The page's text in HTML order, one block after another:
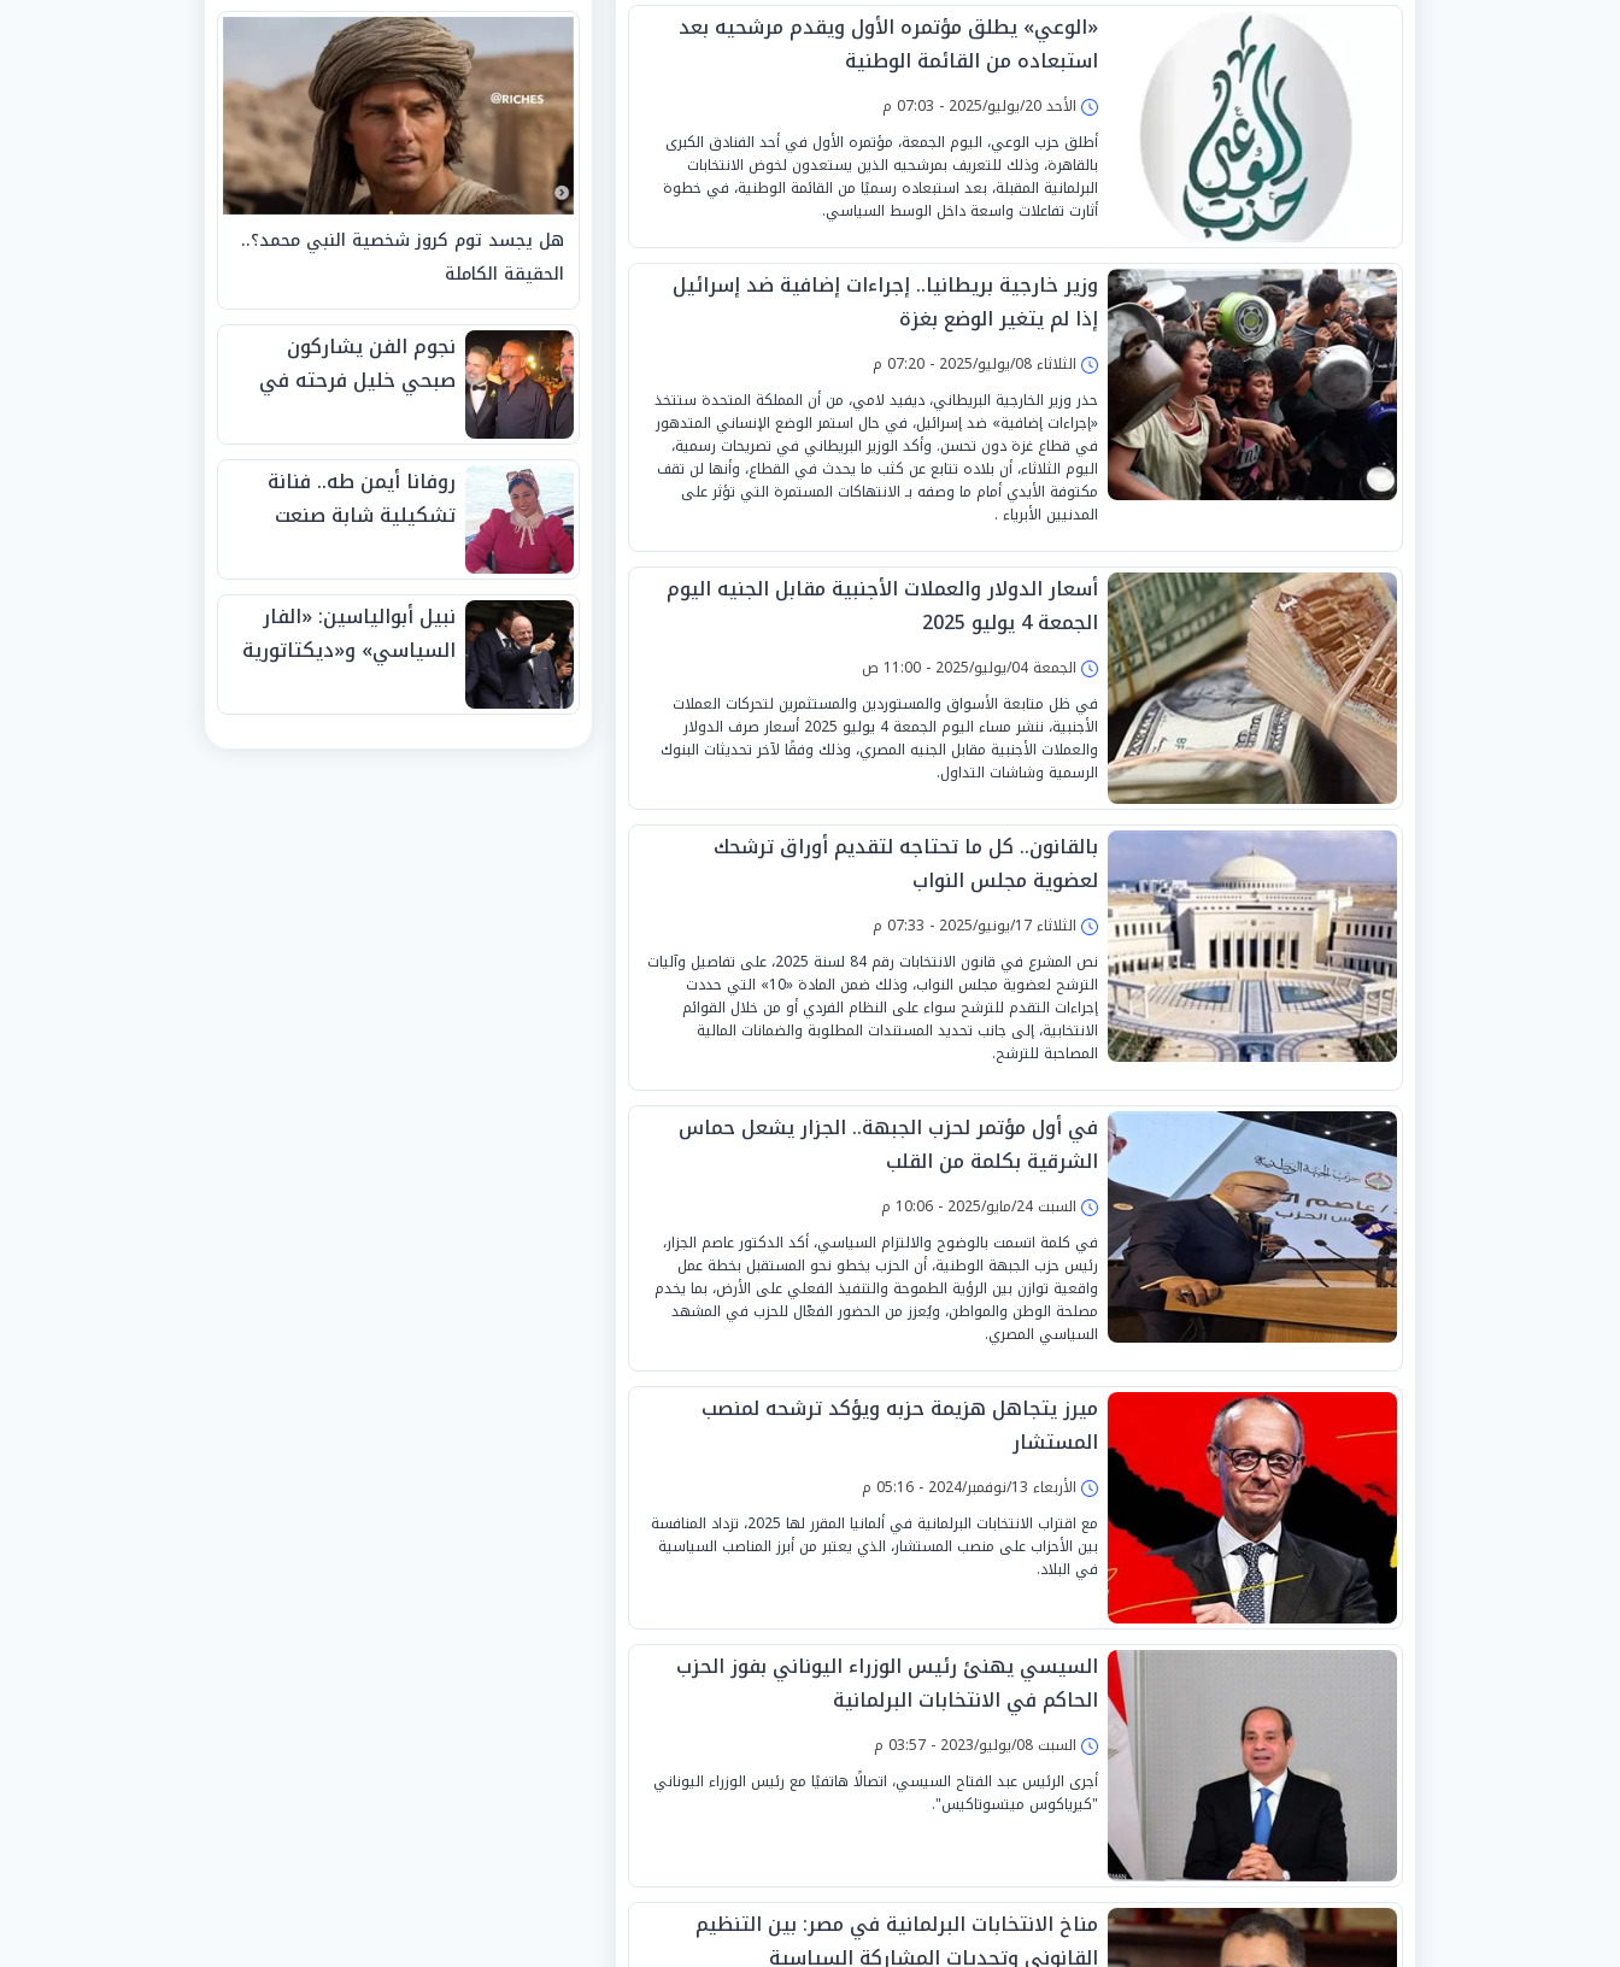
«الوعي» يطلق مؤتمره الأول ويقدم مرشحيه بعد
استبعاده من القائمة الوطنية
الأحد 20/يوليو/2025 - 07:03 م
أطلق حزب الوعي، اليوم الجمعة، مؤتمره الأول في أحد الفنادق الكبرى
بالقاهرة، وذلك للتعريف بمرشحيه الذين يستعدون لخوض الانتخابات
البرلمانية المقبلة، بعد استبعاده رسميًا من القائمة الوطنية، في خطوة
أثارت تفاعلات واسعة داخل الوسط السياسي.
وزير خارجية بريطانيا.. إجراءات إضافية ضد إسرائيل
إذا لم يتغير الوضع بغزة
الثلاثاء 08/يوليو/2025 - 07:20 م
حذر وزير الخارجية البريطاني، ديفيد لامي، من أن المملكة المتحدة ستتخذ
«إجراءات إضافية» ضد إسرائيل، في حال استمر الوضع الإنساني المتدهور
في قطاع غزة دون تحسن. وأكد الوزير البريطاني في تصريحات رسمية،
اليوم الثلاثاء، أن بلاده تتابع عن كثب ما يحدث في القطاع، وأنها لن تقف
مكتوفة الأيدي أمام ما وصفه بـ الانتهاكات المستمرة التي تؤثر على
المدنيين الأبرياء .
أسعار الدولار والعملات الأجنبية مقابل الجنيه اليوم
الجمعة 4 يوليو 2025
الجمعة 04/يوليو/2025 - 11:00 ص
في ظل متابعة الأسواق والمستوردين والمستثمرين لتحركات العملات
الأجنبية، ننشر مساء اليوم الجمعة 4 يوليو 2025 أسعار صرف الدولار
والعملات الأجنبية مقابل الجنيه المصري، وذلك وفقًا لآخر تحديثات البنوك
الرسمية وشاشات التداول.
بالقانون.. كل ما تحتاجه لتقديم أوراق ترشحك
لعضوية مجلس النواب
الثلاثاء 17/يونيو/2025 - 07:33 م
نص المشرع في قانون الانتخابات رقم 84 لسنة 2025، على تفاصيل وآليات
الترشح لعضوية مجلس النواب، وذلك ضمن المادة «10» التي حددت
إجراءات التقدم للترشح سواء على النظام الفردي أو من خلال القوائم
الانتخابية، إلى جانب تحديد المستندات المطلوبة والضمانات المالية
المصاحبة للترشح.
في أول مؤتمر لحزب الجبهة.. الجزار يشعل حماس
الشرقية بكلمة من القلب
السبت 24/مايو/2025 - 10:06 م
في كلمة اتسمت بالوضوح والالتزام السياسي، أكد الدكتور عاصم الجزار،
رئيس حزب الجبهة الوطنية، أن الحزب يخطو نحو المستقبل بخطة عمل
واقعية توازن بين الرؤية الطموحة والتنفيذ الفعلي على الأرض، بما يخدم
مصلحة الوطن والمواطن، ويُعزز من الحضور الفعّال للحزب في المشهد
السياسي المصري.
ميرز يتجاهل هزيمة حزبه ويؤكد ترشحه لمنصب
المستشار
الأربعاء 13/نوفمبر/2024 - 05:16 م
مع اقتراب الانتخابات البرلمانية في ألمانيا المقرر لها 2025، تزداد المنافسة
بين الأحزاب على منصب المستشار، الذي يعتبر من أبرز المناصب السياسية
في البلاد.
السيسي يهنئ رئيس الوزراء اليوناني بفوز الحزب
الحاكم في الانتخابات البرلمانية
السبت 08/يوليو/2023 - 03:57 م
أجرى الرئيس عبد الفتاح السيسي، اتصالًا هاتفيًا مع رئيس الوزراء اليوناني
"كيرياكوس ميتسوتاكيس".
مناخ الانتخابات البرلمانية في مصر: بين التنظيم
القانوني وتحديات المشاركة السياسية
هل يجسد توم كروز شخصية النبي محمد؟..
الحقيقة الكاملة
نجوم الفن يشاركون
صبحي خليل فرحته في
روفانا أيمن طه.. فنانة
تشكيلية شابة صنعت
الجوائز منذ الصغر
نبيل أبوالياسين: «الفار
السياسي» و«ديكتاتورية
الفيفا».. وإقالة